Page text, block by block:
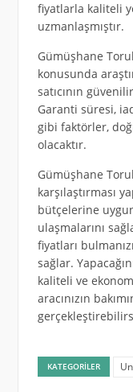
fiyatlarla kaliteli
uzmanlaşmıştır.
Gümüşhane
konusunda
satıcının
Garanti süresi,
gibi faktörler,
olacaktır.
Gümüşhane
karşılaştırması
bütçelerine
ulaşmalarını
fiyatları
sağlar.
kaliteli ve
aracınızın
KATEGORILER